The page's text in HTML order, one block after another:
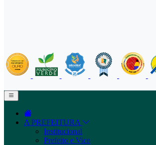
A PREFEITURA
Institucional
Prefeito e Vice